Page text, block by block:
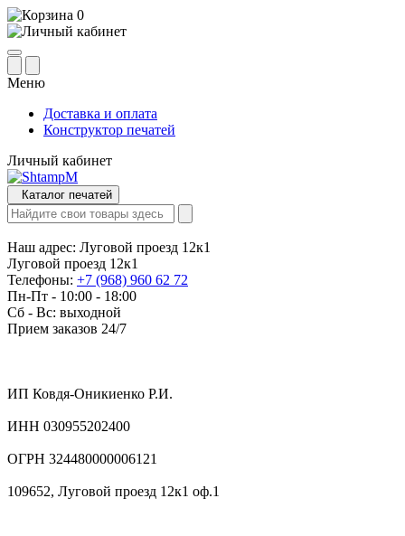
0
Меню
Доставка и оплата
Конструктор печатей
Личный кабинет
Каталог печатей
Наш адрес: Луговой проезд 12к1
Луговой проезд 12к1
Телефоны: +7 (968) 960 62 72
Пн-Пт - 10:00 - 18:00
Сб - Вс: выходной
Прием заказов 24/7
ИП Ковдя-Оникиенко Р.И.
ИНН 030955202400
ОГРН 324480000006121
109652, Луговой проезд 12к1 оф.1